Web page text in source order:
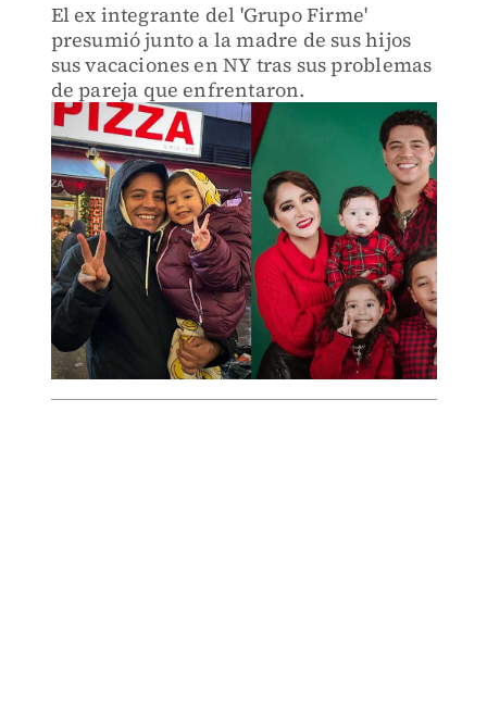
El ex integrante del 'Grupo Firme'
presumió junto a la madre de sus hijos
sus vacaciones en NY tras sus problemas
de pareja que enfrentaron.